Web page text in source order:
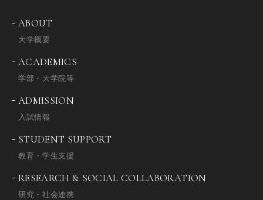
ABOUT
大学概要
ACADEMICS
学部・大学院等
ADMISSION
入試情報
STUDENT SUPPORT
教育・学生支援
RESEARCH & SOCIAL COLLABORATION
研究・社会連携